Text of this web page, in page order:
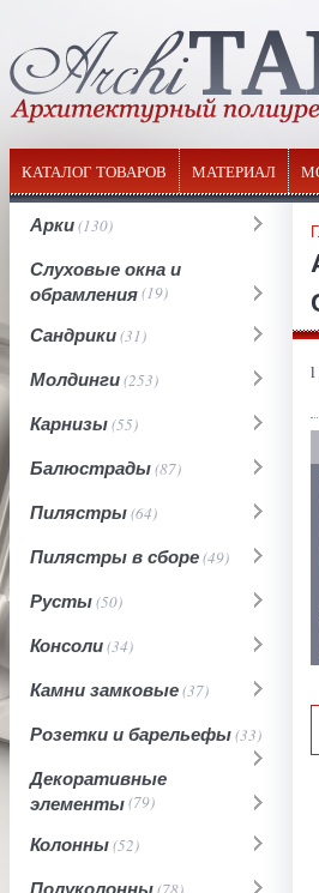
КАТАЛОГ ТОВАРОВ МАТЕРИАЛ
Арки(130)
Слуховые окна и
обрамления(19)
Сандрики(31)
Молдинги(253)
Карнизы(55)
Балюстрады(87)
Пилястры(64)
Пилястры в сборе(49)
Русты(50)
Консоли(34)
Камни замковые(37)
Розетки и барельефы(33)
Декоративные
элементы(79)
Колонны(52)
l